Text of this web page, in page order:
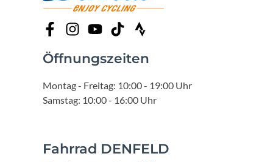
Öffnungszeiten
Montag - Freitag: 10:00 - 19:00 Uhr
Samstag: 10:00 - 16:00 Uhr
Fahrrad DENFELD